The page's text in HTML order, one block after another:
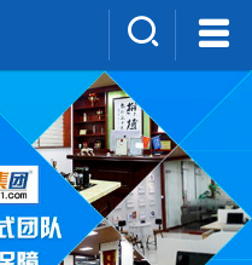
集团介绍
人才招聘
案例展示
新闻中心